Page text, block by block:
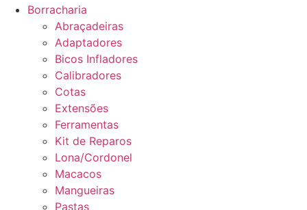
Borracharia
Abraçadeiras
Adaptadores
Bicos Infladores
Calibradores
Cotas
Extensões
Ferramentas
Kit de Reparos
Lona/Cordonel
Macacos
Mangueiras
Pastas